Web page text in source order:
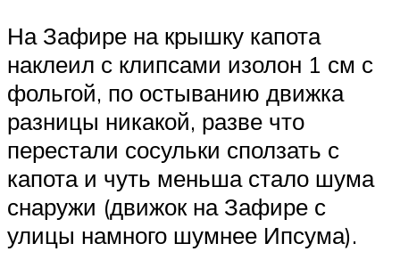
На Зафире на крышку капота
наклеил с клипсами изолон 1 см с
фольгой, по остыванию движка
разницы никакой, разве что
перестали сосульки сползать с
капота и чуть меньша стало шума
снаружи (движок на Зафире с
улицы намного шумнее Ипсума).